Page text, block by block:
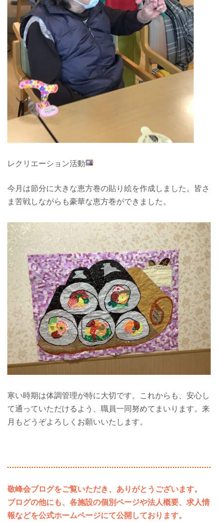
レクリエーション活動
今月は節分に大きな恵方巻の貼り絵を作成しました。皆さ
ま苦戦しながらも豪華な恵方巻ができました。
寒い時期は体調管理が特に大切です。これからも、安心し
て通っていただけるよう、職員一同努めてまいります。来
月もどうぞよろしくお願いいたします。
敬峰会ブログをご覧いただき、ありがとうございます。
ブログの他にも、各施設の個別ページや法人概要、求人情
報などを公式ホームページにて公開しております。